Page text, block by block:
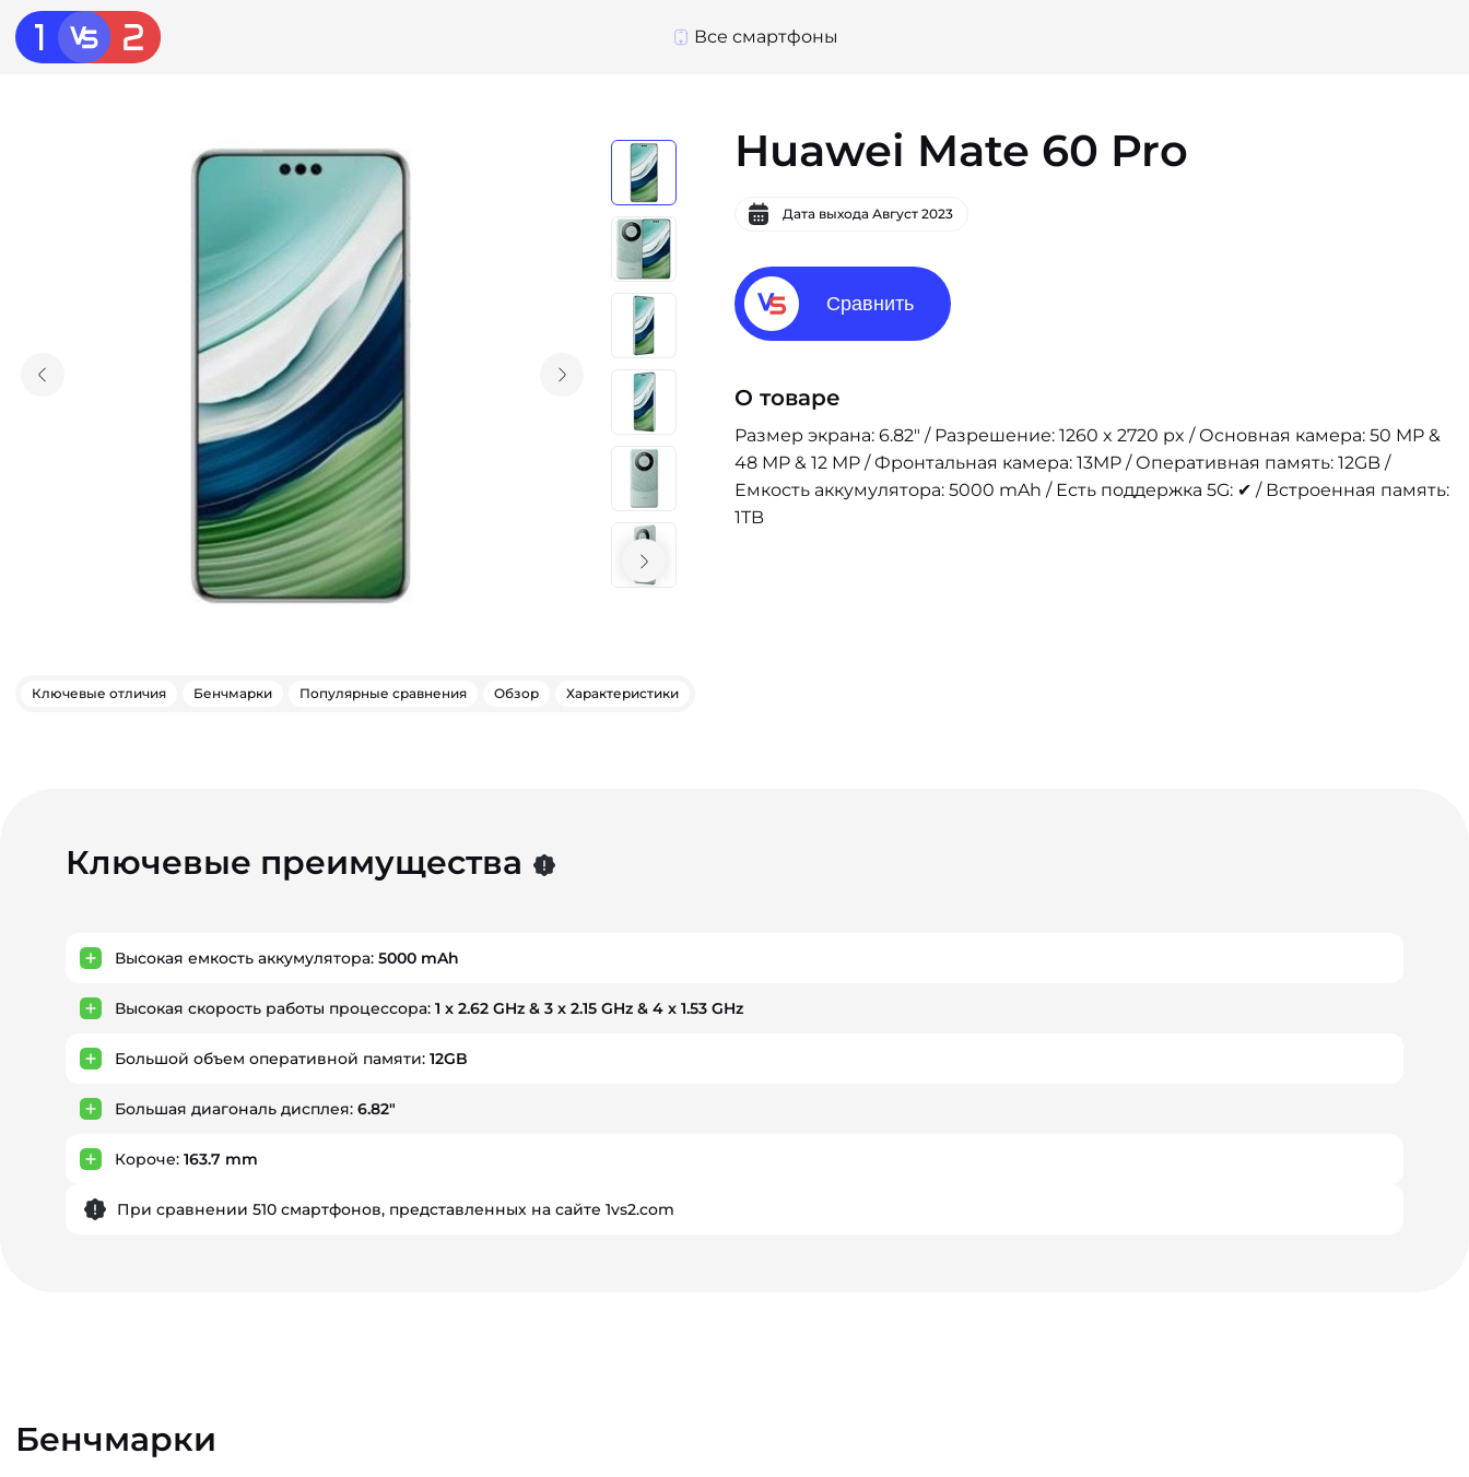
Все смартфоны
Huawei Mate 60 Pro
Дата выхода Август 2023
Сравнить
О товаре
Размер экрана: 6.82" / Разрешение: 1260 x 2720 px / Основная камера: 50 MP &
48 MP & 12 MP / Фронтальная камера: 13MP / Оперативная память: 12GB /
Емкость аккумулятора: 5000 mAh / Есть поддержка 5G: ✔ / Встроенная память:
1TB
Ключевые отличия Бенчмарки Популярные сравнения Обзор Характеристики
Ключевые преимущества
Высокая емкость аккумулятора: 5000 mAh
Высокая скорость работы процессора: 1 x 2.62 GHz & 3 x 2.15 GHz & 4 x 1.53 GHz
Большой объем оперативной памяти: 12GB
Большая диагональ дисплея: 6.82"
Короче: 163.7 mm
При сравнении 510 смартфонов, представленных на сайте 1vs2.com
Бенчмарки